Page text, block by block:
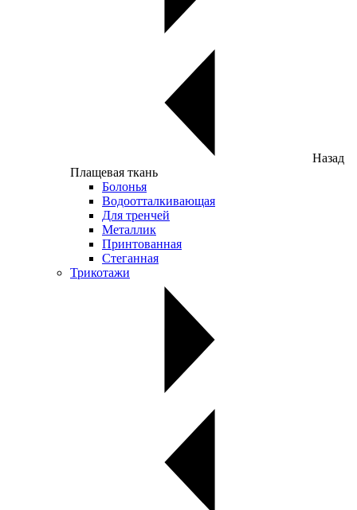
Назад
Плащевая ткань
Болонья
Водоотталкивающая
Для тренчей
Металлик
Принтованная
Стеганная
Трикотажи